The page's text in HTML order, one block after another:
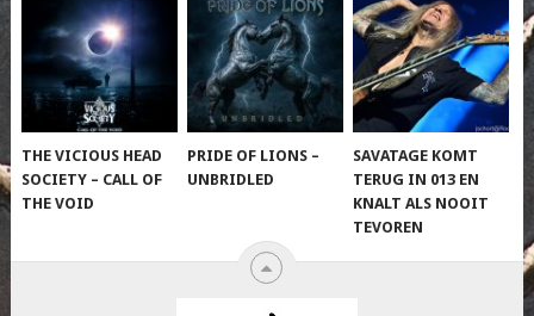
THE VICIOUS HEAD
SOCIETY – CALL OF
THE VOID
PRIDE OF LIONS –
UNBRIDLED
SAVATAGE KOMT
TERUG IN 013 EN
KNALT ALS NOOIT
TEVOREN